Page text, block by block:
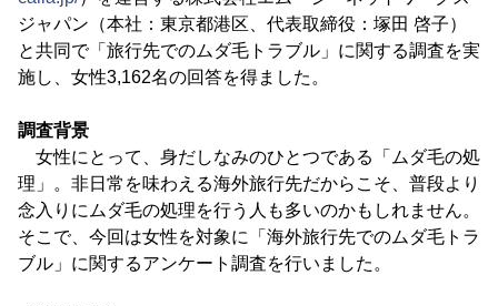
ジャパン（本社：東京都港区、代表取締役：塚田 啓子）
と共同で「旅行先でのムダ毛トラブル」に関する調査を実
施し、女性3,162名の回答を得ました。
調査背景
女性にとって、身だしなみのひとつである「ムダ毛の処
理」。非日常を味わえる海外旅行先だからこそ、普段より
念入りにムダ毛の処理を行う人も多いのかもしれません。
そこで、今回は女性を対象に「海外旅行先でのムダ毛トラ
ブル」に関するアンケート調査を行いました。